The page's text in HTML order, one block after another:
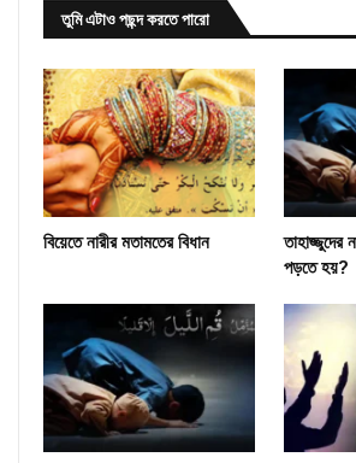
তুমি এটাও পছন্দ করতে পারো
বিয়েতে নারীর মতামতের বিধান
তাহাজ্জুদের
পড়তে হয়?